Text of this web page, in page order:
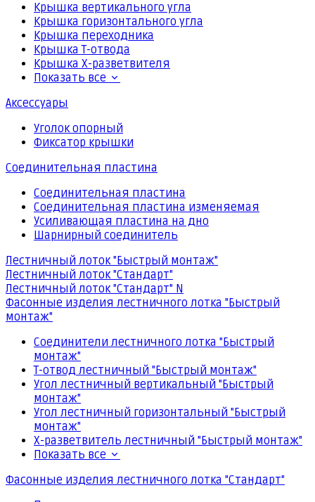
Крышка вертикального угла
Крышка горизонтального угла
Крышка переходника
Крышка Т-отвода
Крышка Х-разветвителя
Показать все
Аксессуары
Уголок опорный
Фиксатор крышки
Соединительная пластина
Соединительная пластина
Соединительная пластина изменяемая
Усиливающая пластина на дно
Шарнирный соединитель
Лестничный лоток "Быстрый монтаж"
Лестничный лоток "Стандарт"
Лестничный лоток "Стандарт" N
Фасонные изделия лестничного лотка "Быстрый
монтаж"
Соединители лестничного лотка "Быстрый
монтаж"
Т-отвод лестничный "Быстрый монтаж"
Угол лестничный вертикальный "Быстрый
монтаж"
Угол лестничный горизонтальный "Быстрый
монтаж"
Х-разветвитель лестничный "Быстрый монтаж"
Показать все
Фасонные изделия лестничного лотка "Стандарт"